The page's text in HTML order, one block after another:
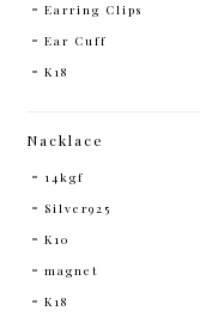
Earring Clips
Ear Cuff
K18
Nacklace
14kgf
Silver925
K10
magnet
K18